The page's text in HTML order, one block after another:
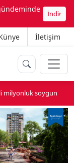
İndir
İletişim
milyonluk soygun